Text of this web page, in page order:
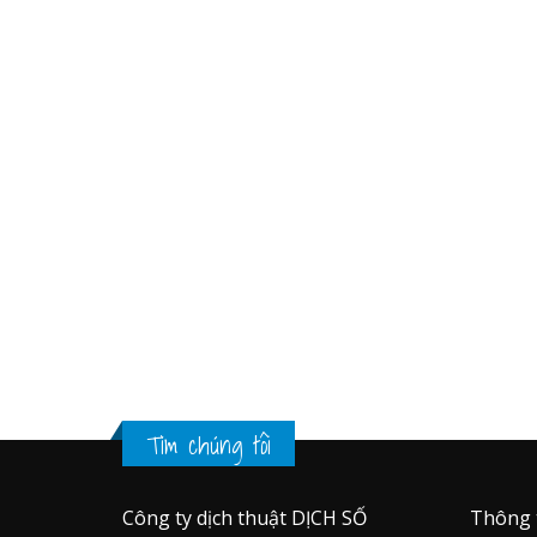
Tìm chúng tôi
Công ty dịch thuật DỊCH SỐ Thông